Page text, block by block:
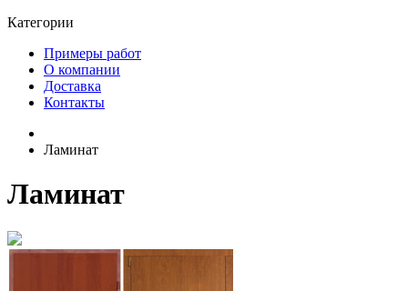
Категории
Примеры работ
О компании
Доставка
Контакты
Ламинат
Ламинат